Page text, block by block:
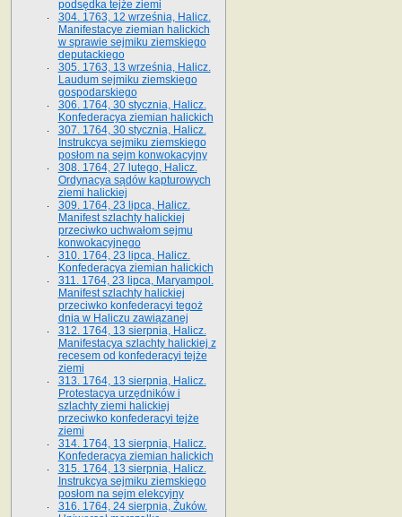
podsędka tejże ziemi
304. 1763, 12 września, Halicz.
Manifestacye ziemian halickich
w sprawie sejmiku ziemskiego
deputackiego
305. 1763, 13 września, Halicz.
Laudum sejmiku ziemskiego
gospodarskiego
306. 1764, 30 stycznia, Halicz.
Konfederacya ziemian halickich
307. 1764, 30 stycznia, Halicz.
Instrukcya sejmiku ziemskiego
posłom na sejm konwokacyjny
308. 1764, 27 lutego, Halicz.
Ordynacya sądów kapturowych
ziemi halickiej
309. 1764, 23 lipca, Halicz.
Manifest szlachty halickiej
przeciwko uchwałom sejmu
konwokacyjnego
310. 1764, 23 lipca, Halicz.
Konfederacya ziemian halickich
311. 1764, 23 lipca, Maryampol.
Manifest szlachty halickiej
przeciwko konfederacyi tegoż
dnia w Haliczu zawiązanej
312. 1764, 13 sierpnia, Halicz.
Manifestacya szlachty halickiej z
recesem od konfederacyi tejże
ziemi
313. 1764, 13 sierpnia, Halicz.
Protestacya urzędników i
szlachty ziemi halickiej
przeciwko konfederacyi tejże
ziemi
314. 1764, 13 sierpnia, Halicz.
Konfederacya ziemian halickich
315. 1764, 13 sierpnia, Halicz.
Instrukcya sejmiku ziemskiego
posłom na sejm elekcyjny
316. 1764, 24 sierpnia, Żuków.